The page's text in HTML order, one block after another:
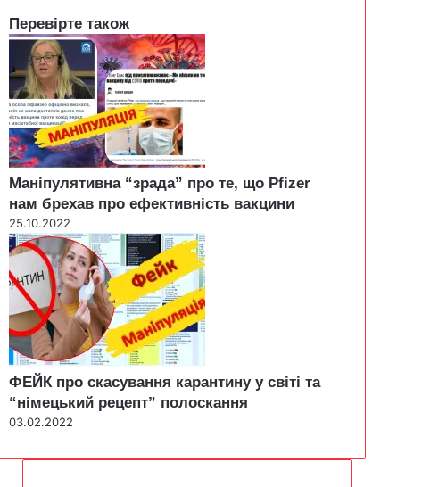
Перевірте також
C
o
s
e
Маніпулятивна “зрада” про те, що Pfizer
нам брехав про ефективність вакцини
25.10.2022
ФЕЙК про скасування карантину у світі та
“німецький рецепт” полоскання
03.02.2022